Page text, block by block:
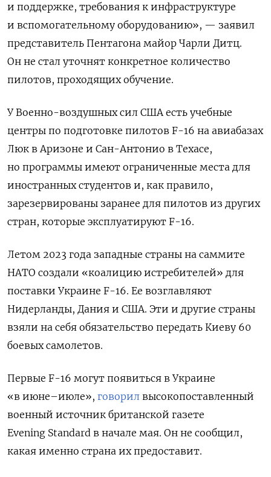
и поддержке, требования к инфраструктуре
и вспомогательному оборудованию», — заявил
представитель Пентагона майор Чарли Дитц.
Он не стал уточнят конкретное количество
пилотов, проходящих обучение.
У Военно-воздушных сил США есть учебные
центры по подготовке пилотов F-16 на авиабазах
Люк в Аризоне и Сан-Антонио в Техасе,
но программы имеют ограниченные места для
иностранных студентов и, как правило,
зарезервированы заранее для пилотов из других
стран, которые эксплуатируют F-16.
Летом 2023 года западные страны на саммите
НАТО создали «коалицию истребителей» для
поставки Украине F-16. Ее возглавляют
Нидерланды, Дания и США. Эти и другие страны
взяли на себя обязательство передать Киеву 60
боевых самолетов.
Первые F-16 могут появиться в Украине
«в июне–июле», говорил высокопоставленный
военный источник британской газете
Evening Standard в начале мая. Он не сообщил,
какая именно страна их предоставит.